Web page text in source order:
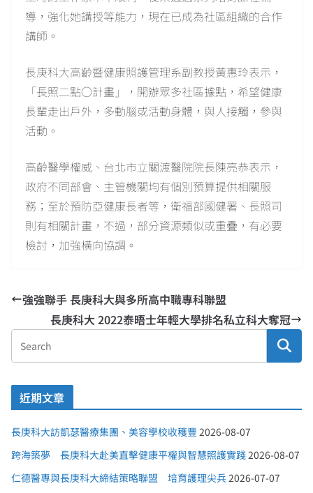
導，強化她講授等能力，現在已成為社區組織的合作
講師。
長庚科大高齡暨健康照護管理系副教授黃惠玲表示，
「長照二點○計畫」，開辦眾多社區據點，希望健康
長輩走出戶外，多動腦或活動身體，與人接觸，參與
活動。
高齡醫學權威、台北市立關渡醫院院長陳亮恭表示，
政府不同部會、主管機關均有個別預算提供相關服
務；至於預防亞健康長者等，衛福部國健署、長照司
則有相關計畫，不過，部分資源類似或重疊，有必要
檢討，加強橫向協調。
強強聯手 長庚科大與多所高中職專科聯盟
長庚科大 2022泰晤士年輕大學排名私立科大奪冠
近期文章
長庚科大訪凱瑟醫療集團、美容學校收穫豐 2026-08-07
跨海築夢 長庚科大赴美直擊健康平權與智慧照護實踐2026-08-07
仁德醫專與長庚科大締結策略聯盟 培育護理尖兵2026-07-07